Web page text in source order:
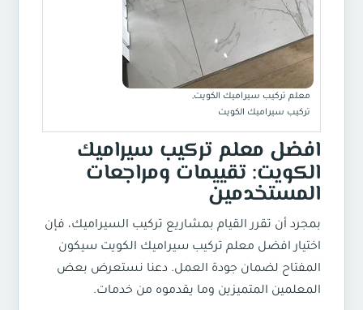
معلم تركيب سيراميك الكويت,
تركيب سيراميك الكويت
افضل معلم تركيب سيراميك
الكويت: تقييمات ومراجعات
المستخدمين
بمجرد أن تقرر القيام بمشاريع تركيب السيراميك، فإن
اختيار افضل معلم تركيب سيراميك الكويت سيكون
المفتاح لضمان جودة العمل. دعنا نستعرض بعض
المعلمين المتميزين وما يقدموه من خدمات.